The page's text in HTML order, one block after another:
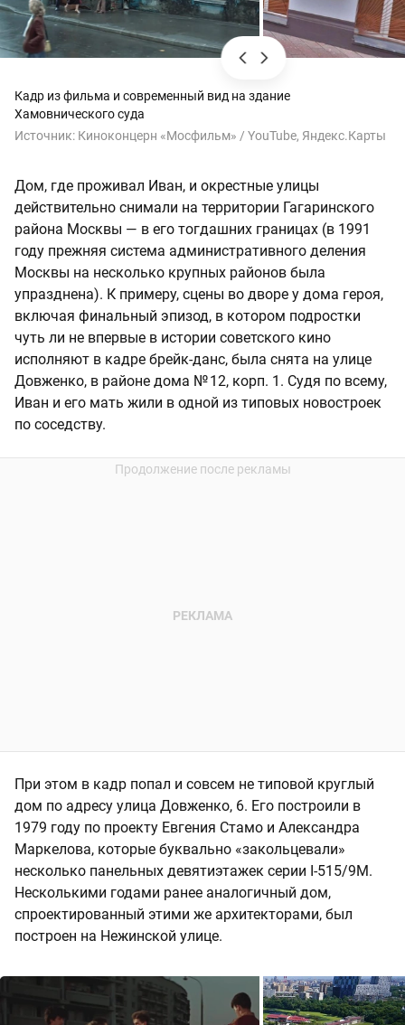
Кадр из фильма и современный вид на здание
Хамовнического суда
Источник: Киноконцерн «Мосфильм» / YouTube, Яндекс.Карты
Дом, где проживал Иван, и окрестные улицы
действительно снимали на территории Гагаринского
района Москвы — в его тогдашних границах (в 1991
году прежняя система административного деления
Москвы на несколько крупных районов была
упразднена). К примеру, сцены во дворе у дома героя,
включая финальный эпизод, в котором подростки
чуть ли не впервые в истории советского кино
исполняют в кадре брейк-данс, была снята на улице
Довженко, в районе дома № 12, корп. 1. Судя по всему,
Иван и его мать жили в одной из типовых новостроек
по соседству.
При этом в кадр попал и совсем не типовой круглый
дом по адресу улица Довженко, 6. Его построили в
1979 году по проекту Евгения Стамо и Александра
Маркелова, которые буквально «закольцевали»
несколько панельных девятиэтажек серии I-515/9M.
Несколькими годами ранее аналогичный дом,
спроектированный этими же архитекторами, был
построен на Нежинской улице.